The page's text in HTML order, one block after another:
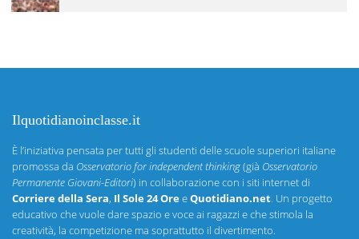
Ilquotidianoinclasse.it
È l’iniziativa pensata per tutti gli studenti delle scuole superiori italiane
promossa da Osservatorio for independent thinking(già Osservatorio
Permanente Giovani-Editori) in collaborazione con i siti internet di
Corriere della Sera, Il Sole 24 OreeQuotidiano.net. Un progetto
educativo che vuole dare spazio e voce ai ragazzi e che stimola la
creatività, la competizione ma soprattutto il divertimento.